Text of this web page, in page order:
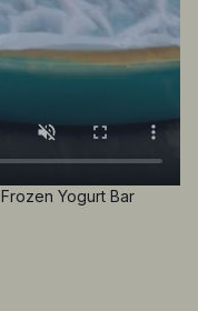
Frozen Yogurt Bar